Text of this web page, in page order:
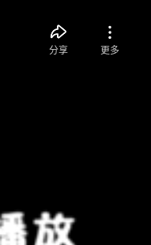
分享 更多